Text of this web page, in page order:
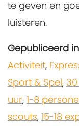
te geven en
luisteren.
Gepubliceerd in
Activiteit,
Sport & Spel,
uur, 1-8
scouts, 15-18